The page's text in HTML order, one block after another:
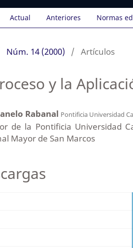
Actual Anteriores Normas
Núm. 14 (2000) / Artículos
y la
Rabanal Pontificia Universidad
de la Pontificia Universidad
Mayor de San Marcos